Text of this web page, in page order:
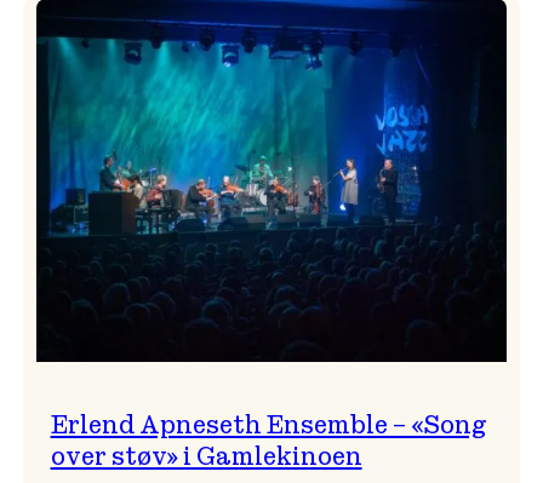
Ones
–
eit
lydrom
av
havet,
sommar
og
nostalgi
Erlend Apneseth Ensemble – «Song
over støv» i Gamlekinoen